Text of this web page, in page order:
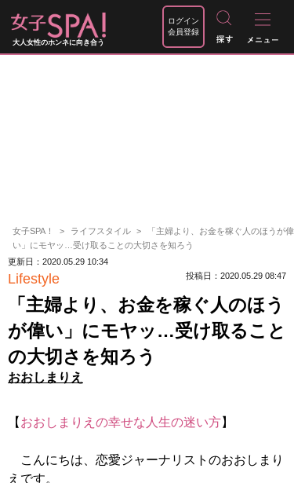
大人女性のホンネに向き合う
ログイン
会員登録
女子SPA！ ライフスタイル
「主婦より、お金を稼ぐ人のほうが偉
い」にモヤッ…受け取ることの大切さを知ろう
更新日：2020.05.29 10:34
Lifestyle 投稿日：2020.05.29 08:47
「主婦より、お金を稼ぐ人のほう
が偉い」にモヤッ…受け取ること
の大切さを知ろう
おおしまりえ
【 おおしまりえの幸せな人生の迷い方】
こんにちは、恋愛ジャーナリストのおおしまり
えです。